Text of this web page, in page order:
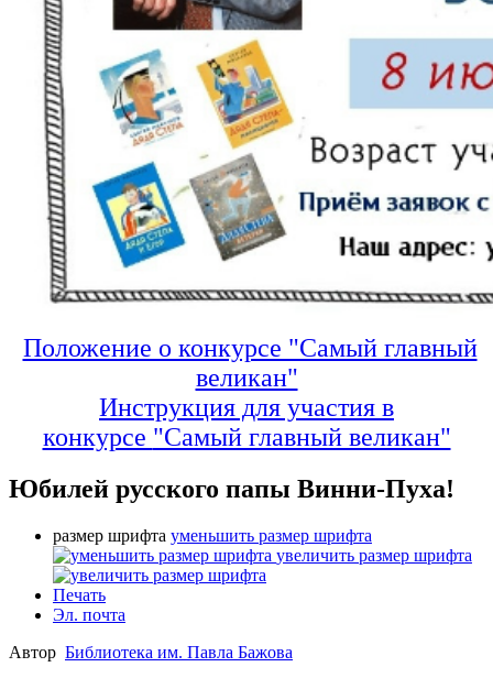
Положение о конкурсе "Самый главный
великан"
Инструкция для участия в
конкурсе "Самый главный великан"
Юбилей русского папы Винни-Пуха!
размер шрифта уменьшить размер шрифта
увеличить размер шрифта
Печать
Эл. почта
Автор Библиотека им. Павла Бажова